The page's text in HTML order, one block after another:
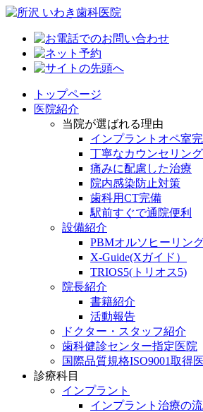
トップページ
医院紹介
当院が選ばれる理由
インプラントオペ室
丁寧なカウンセリング
痛みに配慮した治療
院内感染防止対策
歯科用CT完備
駅前すぐで通院便利
設備紹介
PBMオルソヒーリン
X-Guide(Xガイド）
TRIOS5(トリオス5)
院長紹介
書籍紹介
活動報告
ドクター・スタッフ紹介
歯科健診センター指定医院
国際品質規格ISO9001取得
診療科目
インプラント
インプラント治療の